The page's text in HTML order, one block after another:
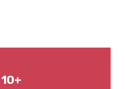
10+